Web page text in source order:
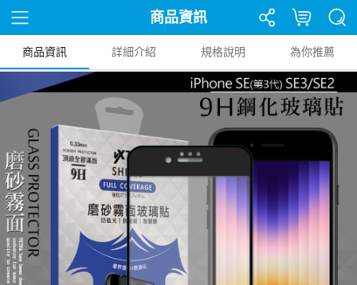
商品資訊
商品資訊 詳細介紹 規格說明 為你推薦